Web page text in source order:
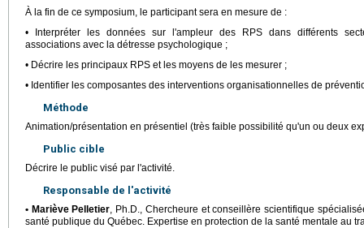
À la fin de ce symposium, le participant sera en mesure de :
• Interpréter les données sur l'ampleur des RPS dans différents
associations avec la détresse psychologique ;
• Décrire les principaux RPS et les moyens de les mesurer ;
• Identifier les composantes des interventions organisationnelles de
Méthode
Animation/présentation en présentiel (très faible possibilité qu'un ou deux
Public cible
Décrire le public visé par l'activité.
Responsable de l'activité
• Mariève Pelletier, Ph.D., Chercheure et conseillère scientifique
santé publique du Québec. Expertise en protection de la santé mentale au